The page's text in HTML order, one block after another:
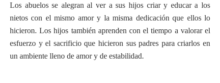
Los abuelos se alegran al ver a sus hijos criar y educar a los
nietos con el mismo amor y la misma dedicación que ellos lo
hicieron. Los hijos también aprenden con el tiempo a valorar el
esfuerzo y el sacrificio que hicieron sus padres para criarlos en
un ambiente lleno de amor y de estabilidad.